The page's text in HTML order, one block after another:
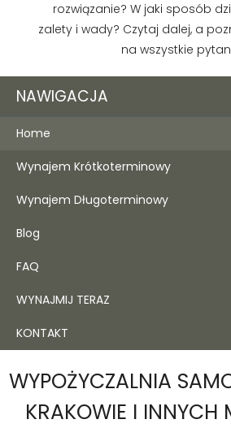
rozwiązanie? W jaki sposób
zalety i wady? Czytaj dalej, a
na wszystkie
NAWIGACJA
Home
Wynajem Krótkoterminowy
Wynajem Długoterminowy
Blog
FAQ
WYNAJMIJ TERAZ
KONTAKT
WYPOŻYCZALNIA
KRAKOWIE I INNYCH